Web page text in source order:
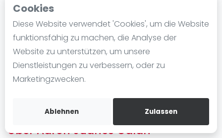
Cookies
Diese Website verwendet 'Cookies', um die Website
funktionsfähig zu machen, die Analyse der
Website zu unterstützen, um unsere
Dienstleistungen zu verbessern, oder zu
Marketingzwecken.
Ablehnen Zulassen
Blog
Die Geschichte von Padel
Regeln und Punktzählung
Padel Schläge
Video
POSITIE
#2466 0
Bist duAaron Juanes Galan
Kostenloses Konto erstellen
Über Aaron Juanes Galan